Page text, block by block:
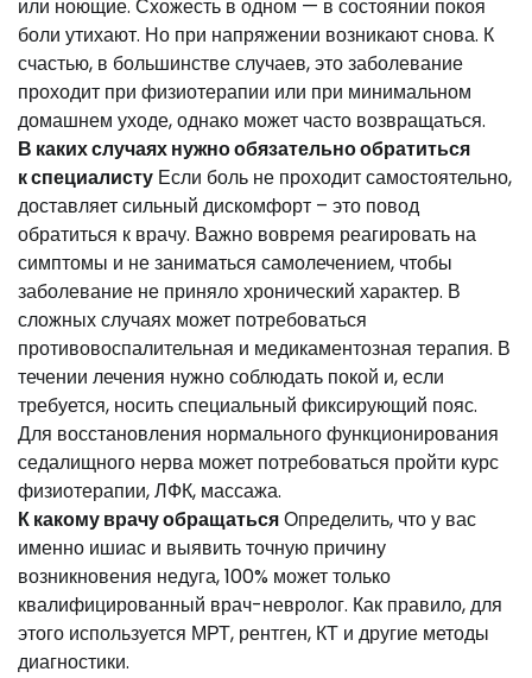
или ноющие. Схожесть в одном — в состоянии покоя
боли утихают. Но при напряжении возникают снова. К
счастью, в большинстве случаев, это заболевание
проходит при физиотерапии или при минимальном
домашнем уходе, однако может часто возвращаться.
В каких случаях нужно обязательно обратиться
кспециалисту Если боль не проходит самостоятельно,
доставляет сильный дискомфорт – это повод
обратиться к врачу. Важно вовремя реагировать на
симптомы и не заниматься самолечением, чтобы
заболевание не приняло хронический характер. В
сложных случаях может потребоваться
противовоспалительная и медикаментозная терапия. В
течении лечения нужно соблюдать покой и, если
требуется, носить специальный фиксирующий пояс.
Для восстановления нормального функционирования
седалищного нерва может потребоваться пройти курс
физиотерапии, ЛФК, массажа.
К какому врачу обращатьсяОпределить, что у вас
именно ишиас и выявить точную причину
возникновения недуга, 100% может только
квалифицированный врач-невролог. Как правило, для
этого используется МРТ, рентген, КТ и другие методы
диагностики.